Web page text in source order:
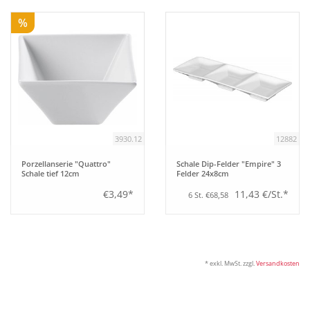
Bar
Aufsteller
Tafeln
%
3930.12
Porzellanserie "Quattro"
Schale tief 12cm
€3,49*
12882
Schale Dip-Felder "Empire" 3
Felder 24x8cm
6 St. €68,58 11,43 €/St.*
* exkl. MwSt. zzgl.Versandkosten